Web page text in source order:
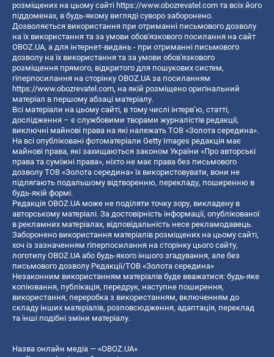
розміщених на цьому сайті https://www.obozrevatel.com та всіх його
піддоменах, в будь-якому вигляді суворо заборонено.
Дозволяється використання при отриманні письмового дозволу
на їх використання та за умови обов'язкового посилання на сайт
OBOZ.UA, а для інтернет-видань - при отриманні письмового
дозволу на їх використання та за умови обов'язкового
розміщення прямого, відкритого для пошукових систем,
гіперпосилання на сторінку OBOZ.UA за посиланням
https://www.obozrevatel.com, на якій розміщено оригінальний
матеріал в першому абзаці матеріалу.
Всі матеріали на цьому сайті, в тому числі інтерв’ю, статті,
дослідження – є службовими творами журналістів редакції,
виключні майнові права на які належать ТОВ «Золота середина».
На всі опубліковані фотоматеріали Getty Images редакція має
майнові права, які захищаються законом України «Про авторські
права та суміжні права», ніхто не має права без письмового
дозволу ТОВ «Золота середина» їх використовувати, вони не
підлягають подальшому відтворенню, перекладу, поширенню в
будь-якій формі.
Редакція OBOZ.UA може не поділяти точку зору, викладену в
авторському матеріалі. За достовірність інформації, опублікованої
в рекламних матеріалах, відповідальність несе рекламодавець.
Заборонено використання матеріалів розміщених на цьому сайті,
хоч із зазначенням гіперпосилання на сторінку цього сайту,
логотипу OBOZ.UA або будь-якого іншого згадування, але без
письмового дозволу Редакції/ТОВ «Золота середина»
Незаконним використанням матеріалів буде вважатися: будь-яке
копiювання, публiкацiя, передрук, наступне поширення,
використання, переробка з використанням, включенням до
складу інших матеріалів, розповсюдження, адаптація, переклад
та інші подібні зміни матеріалу.
Назва онлайн медіа — «OBOZ.UA»